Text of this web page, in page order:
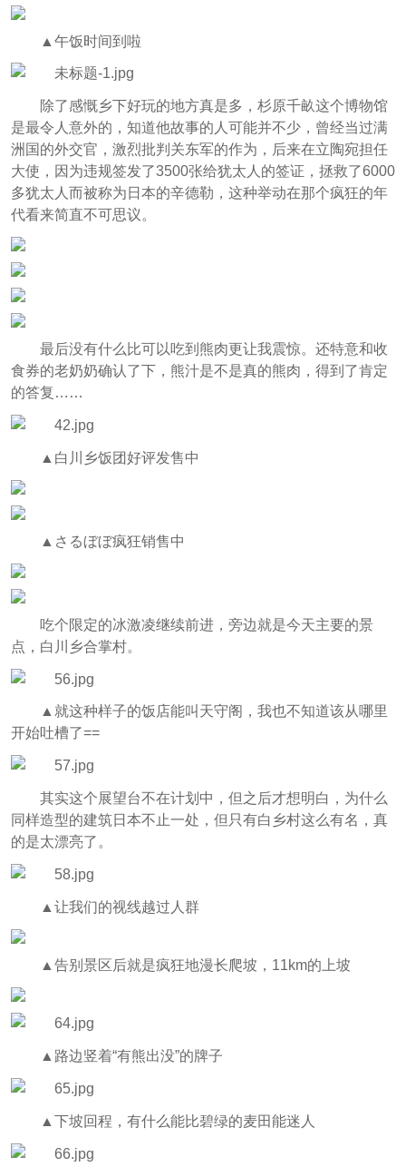
▲午饭时间到啦
除了感慨乡下好玩的地方真是多，杉原千畝这个博物馆
是最令人意外的，知道他故事的人可能并不少，曾经当过满
洲国的外交官，激烈批判关东军的作为，后来在立陶宛担任
大使，因为违规签发了3500张给犹太人的签证，拯救了6000
多犹太人而被称为日本的辛德勒，这种举动在那个疯狂的年
代看来简直不可思议。
最后没有什么比可以吃到熊肉更让我震惊。还特意和收
食券的老奶奶确认了下，熊汁是不是真的熊肉，得到了肯定
的答复……
▲白川乡饭团好评发售中
▲さるぼぼ疯狂销售中
吃个限定的冰激凌继续前进，旁边就是今天主要的景
点，白川乡合掌村。
▲就这种样子的饭店能叫天守阁，我也不知道该从哪里
开始吐槽了==
其实这个展望台不在计划中，但之后才想明白，为什么
同样造型的建筑日本不止一处，但只有白乡村这么有名，真
的是太漂亮了。
▲让我们的视线越过人群
▲告别景区后就是疯狂地漫长爬坡，11km的上坡
▲路边竖着“有熊出没”的牌子
▲下坡回程，有什么能比碧绿的麦田能迷人